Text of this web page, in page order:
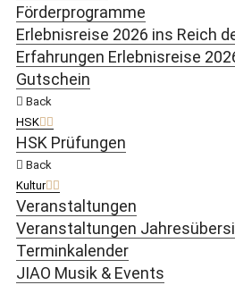
Förderprogramme
Erlebnisreise 2026 ins Reich
Erfahrungen Erlebnisreise
Gutschein
Back
HSK
HSK Prüfungen
Back
Kultur
Veranstaltungen
Veranstaltungen
Terminkalender
JIAO Musik & Events